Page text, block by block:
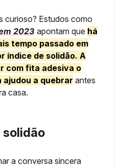
curioso? Estudos como
2023 apontam que há
tempo passado em
índice de solidão. A
com fita adesiva o
ajudou a quebrar antes
casa.
solidão
a conversa sincera